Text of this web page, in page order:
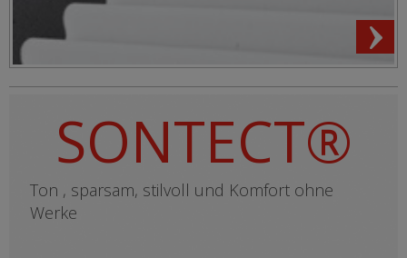
SONTECT®
Ton , sparsam, stilvoll und Komfort ohne
Werke